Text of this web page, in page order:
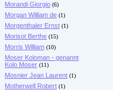
Morandi Giorgio (6)
Morgan William de (1)
Morgenthaler Ernst (1)
Morisot Berthe (15)
Morris William (10)
Moser Koloman - genannt
Kolo Moser (11)
Mosnier Jean Laurent (1)
Motherwell Robert (1)